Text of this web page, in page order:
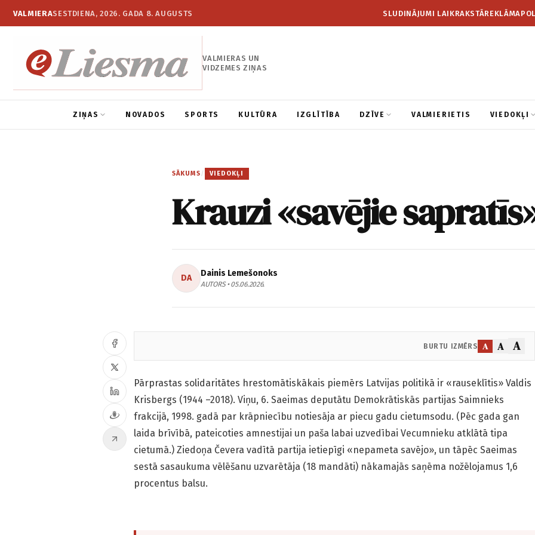
VALMIERASESTDIENA, 2026. GADA 8. AUGUSTS SLUDINĀJUMI LAIKRAKSTĀREKLĀMA
VALMIERAS UN
VIDZEMES ZIŅAS
ZIŅAS NOVADOS SPORTS KULTŪRA IZGLĪTĪBA DZĪVE VALMIERIETIS VIEDOKĻI
SĀKUMS / VIEDOKĻI
Krauzi «savējie
DA Dainis Lemešonoks
AUTORS • 05.06.2026.
BURTU IZMĒRS A A A
Pārprastas solidaritātes hrestomātiskākais piemērs Latvijas politikā ir «rauseklītis» Valdis
Krisbergs (1944 –2018). Viņu, 6. Saeimas deputātu Demokrātiskās partijas Saimnieks
frakcijā, 1998. gadā par krāpniecību notiesāja ar piecu gadu cietumsodu. (Pēc gada gan
laida brīvībā, pateicoties amnestijai un paša labai uzvedībai Vecumnieku atklātā tipa
cietumā.) Ziedoņa Čevera vadītā partija ietiepīgi «nepameta savējo», un tāpēc Saeimas
sestā sasaukuma vēlēšanu uzvarētāja (18 mandāti) nākamajās saņēma nožēlojamus 1,6
procentus balsu.